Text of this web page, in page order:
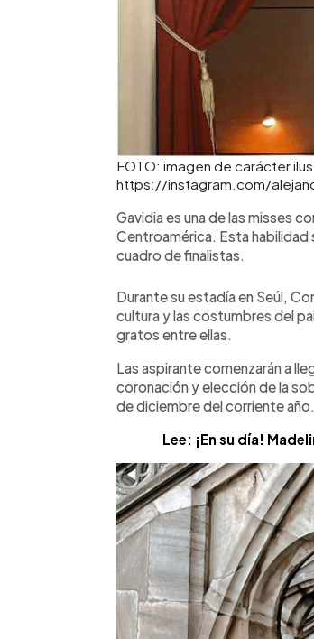
FOTO: imagen de carácter
https://instagram.com/
Gavidia es una de las misses
Centroamérica. Esta habilidad
cuadro de finalistas.
Durante su estadía en Seúl,
cultura y las costumbres del
gratos entre ellas.
Las aspirante comenzarán a
coronación y elección de la
de diciembre del corriente año.
Lee: ¡En su día!